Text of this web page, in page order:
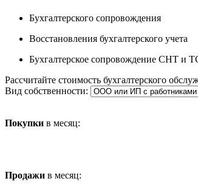
Бухгалтерского сопровождения
Восстановления бухгалтерского учета
Бухгалтерское сопровождение СНТ и
Рассчитайте стоимость бухгалтерского
Вид собственности:
Покупки в месяц:
Продажи в месяц: